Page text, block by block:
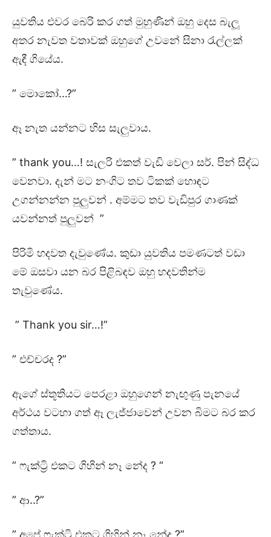
යුවතිය එවර බෙරි කර ගත් මුහුණින් ඔහු දෙස බැලූ
අතර නැවත වතාවක් ඔහුගේ උවනේ සිනා රැල්ලක්
ඇඳී ගියේය.
” මොකෝ…?”
ඈ නැත යන්නට හිස සැලුවාය.
” thank you…! සැලරි එකත් වැඩි වෙලා සර්. පින් සිද්ධ
වෙනවා. දැන් මට නංගිට තව ටිකක් හොඳට
උගන්නන්න පුලුවන් . අම්මට තව වැඩිපුර ගාණක්
යවන්නත් පුලුවන් ”
පිරිමි හදවත දැවුණේය. කුඩා යුවතිය පමණටත් වඩා
මේ ඔසවා යන බර පිළිබඳව ඔහු හදවතින්ම
තැවුණේය.
” Thank you sir…!”
” එච්චරද ?”
ඇගේ ස්තූතියට පෙරළා ඔහුගෙන් නැඟුණු පැනයේ
අර්ථය වටහා ගත් ඈ ලැජ්ජාවෙන් උවන බිමට බර කර
ගත්තාය.
” ෆැක්ට්‍රි එකට ගිහින් නෑ නේද ? “
” ආ..?”
” අපේ ෆැක්ට්‍රි එකට ගිහින් නෑ නේද ?”